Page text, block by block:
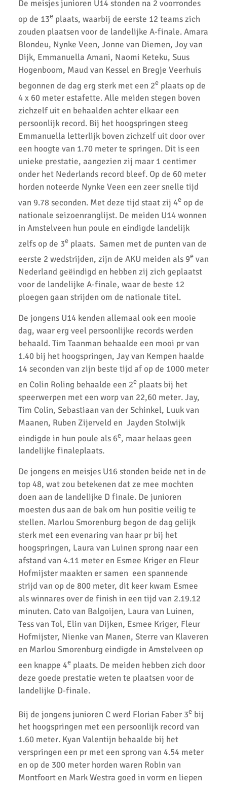
Regionale pupillen competitie finale 2023
AKU junioren succesvol tijdens landelijke finales
AKU Junioren 5e en 8e in landelijke Finale D
Emmanuella Amani Nederlands Kampioen hoogspringen
Roel Verlaan Nederlands Kampioen Vortexwerpen U12
AKU Junioren plaatsen zich voor landelijke finale
Fleur Hofmijster zilver bij nationale indoorwedstrijden atletiek
AKU jeugd succesvol tijdens nationale indoorwedstrijd.
AKU zeer succesvol tijdens NK cross
Mark Westra 6e op NK meerkamp
2 team podiumplaatsen en 2 individuele ereprijzen voor AKU bij
de Noord-Hollandse Kampioenschappen
Fleur Hofmijster 2e van Nederland op de 1000 meter.
2x Zilver voor AKU-atleten bij CD Evening Games
Competitie wedstrijden U18/U20
competitie sterk af!
AKU CD Junioren presteren goed bij 2e competitiewedstrijd in
Amsterdam
AKU atleten starten baanseizoen
AKU jeugd succesvol tijdens nationale indoorwedstrijden
Goede prestaties D2 & C Junioren in Santpoort
AKU Uithoorn Clubkampioenschappen 2021
Pupillen Finale 2021
Record aantal AKU atleten geplaatst voor competitie finale.
Goede oogst in Amsterdam voor AKU junioren
Onderlinge Competitie 5 Juni 2021
Pupillencompetitie bij AKU groot succes
Virtuele wedstrijd AKU junioren geslaagd!
AH Jos van den Berg kidsrun in winterse kou bij AKU
Succesvolle Interne Cross Competitie AKU
3e AKU Corona Cross
2e AKU Corona Cross
Veel enthousiaste kinderen op AKU Open Dag 2020
AKU-atleten laten zich zien bij de finale van de crosscompetitie
De Springschans winnaar wisselbeker GeZZinsloop Uithoorns
Mooiste 2020
Geweldige crosscompetitie bij AKU
AH Jos van den Berg Scholierenveldloop geweldig
loopevenement
De meisjes junioren U14 stonden na 2 voorrondes
op de 13e plaats, waarbij de eerste 12 teams zich
zouden plaatsen voor de landelijke A-finale. Amara
Blondeu, Nynke Veen, Jonne van Diemen, Joy van
Dijk, Emmanuella Amani, Naomi Keteku, Suus
Hogenboom, Maud van Kessel en Bregje Veerhuis
begonnen de dag erg sterk met een 2e plaats op de
4 x 60 meter estafette. Alle meiden stegen boven
zichzelf uit en behaalden achter elkaar een
persoonlijk record. Bij het hoogspringen steeg
Emmanuella letterlijk boven zichzelf uit door over
een hoogte van 1.70 meter te springen. Dit is een
unieke prestatie, aangezien zij maar 1 centimer
onder het Nederlands record bleef. Op de 60 meter
horden noteerde Nynke Veen een zeer snelle tijd
van 9.78 seconden. Met deze tijd staat zij 4e op de
nationale seizoenranglijst. De meiden U14 wonnen
in Amstelveen hun poule en eindigde landelijk
zelfs op de 3e plaats. Samen met de punten van de
eerste 2 wedstrijden, zijn de AKU meiden als 9e van
Nederland geëindigd en hebben zij zich geplaatst
voor de landelijke A-finale, waar de beste 12
ploegen gaan strijden om de nationale titel.
De jongens U14 kenden allemaal ook een mooie
dag, waar erg veel persoonlijke records werden
behaald. Tim Taanman behaalde een mooi pr van
1.40 bij het hoogspringen, Jay van Kempen haalde
14 seconden van zijn beste tijd af op de 1000 meter
en Colin Roling behaalde een 2e plaats bij het
speerwerpen met een worp van 22,60 meter. Jay,
Tim Colin, Sebastiaan van der Schinkel, Luuk van
Maanen, Ruben Zijerveld en Jayden Stolwijk
eindigde in hun poule als 6e, maar helaas geen
landelijke finaleplaats.
De jongens en meisjes U16 stonden beide net in de
top 48, wat zou betekenen dat ze mee mochten
doen aan de landelijke D finale. De junioren
moesten dus aan de bak om hun positie veilig te
stellen. Marlou Smorenburg begon de dag gelijk
sterk met een evenaring van haar pr bij het
hoogspringen, Laura van Luinen sprong naar een
afstand van 4.11 meter en Esmee Kriger en Fleur
Hofmijster maakten er samen een spannende
strijd van op de 800 meter, dit keer kwam Esmee
als winnares over de finish in een tijd van 2.19.12
minuten. Cato van Balgoijen, Laura van Luinen,
Tess van Tol, Elin van Dijken, Esmee Kriger, Fleur
Hofmijster, Nienke van Manen, Sterre van Klaveren
en Marlou Smorenburg eindigde in Amstelveen op
een knappe 4e plaats. De meiden hebben zich door
deze goede prestatie weten te plaatsen voor de
landelijke D-finale.
Bij de jongens junioren C werd Florian Faber 3e bij
het hoogspringen met een persoonlijk record van
1.60 meter. Kyan Valentijn behaalde bij het
verspringen een pr met een sprong van 4.54 meter
en op de 300 meter horden waren Robin van
Montfoort en Mark Westra goed in vorm en liepen